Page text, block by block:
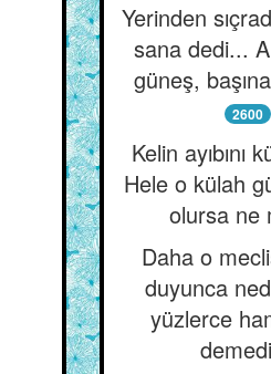
Yerinden
sana dedi...
güneş,
2600
Kelin ayıbını
Hele o külah
olursa ne
Daha o
duyunca
yüzlerce